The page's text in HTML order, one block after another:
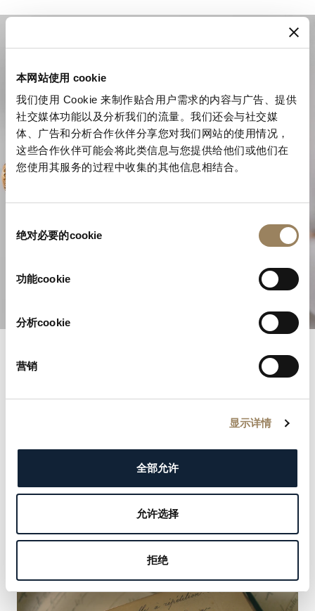
本网站使用 cookie
我们使用 Cookie 来制作贴合用户需求的内容与广告、提供
社交媒体功能以及分析我们的流量。我们还会与社交媒
体、广告和分析合作伙伴分享您对我们网站的使用情况，
这些合作伙伴可能会将此类信息与您提供给他们或他们在
您使用其服务的过程中收集的其他信息相结合。
绝对必要的cookie
功能cookie
分析cookie
营销
显示详情
全部允许
允许选择
拒绝
宝玑的复杂制表技艺
都彰显我们尊贵客户的优雅与非凡，从君主到文化偶像
您自己的名字。
了解更多